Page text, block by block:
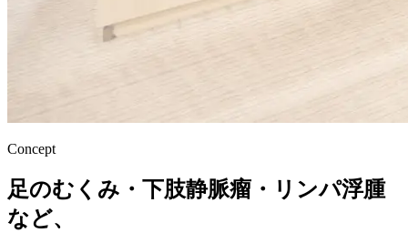
Concept
足のむくみ・下肢静脈瘤・リンパ浮腫
など、